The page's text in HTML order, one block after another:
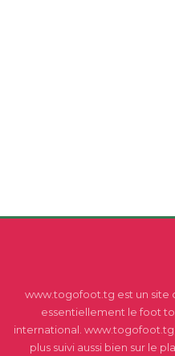
www.togofoot.tg est un site
essentiellement le foot
international.
plus suivi aussi bien sur le